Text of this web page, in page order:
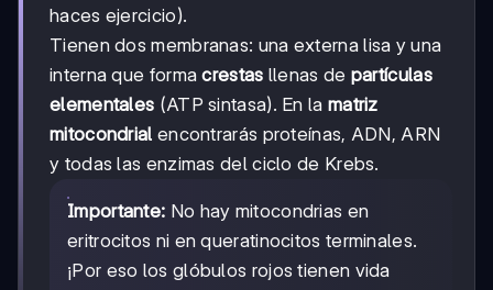
haces ejercicio).
Tienen dos membranas: una externa lisa y una
interna que formacrestas llenas de partículas
elementales (ATP sintasa). En la matriz
mitocondrial encontrarás proteínas, ADN, ARN
y todas las enzimas del ciclo de Krebs.
Importante: No hay mitocondrias en
eritrocitos ni en queratinocitos terminales.
¡Por eso los glóbulos rojos tienen vida